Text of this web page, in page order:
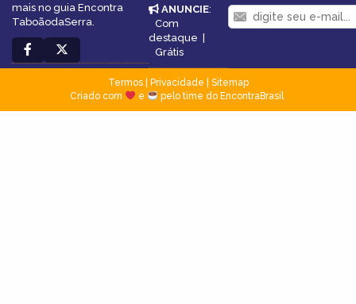
mais no guia Encontra
TaboãodaSerra.
ANUNCIE:
Com
destaque |
Grátis
Termos| Privacidade
Sitemap
Criado com
e pelo time do EncontraBrasil